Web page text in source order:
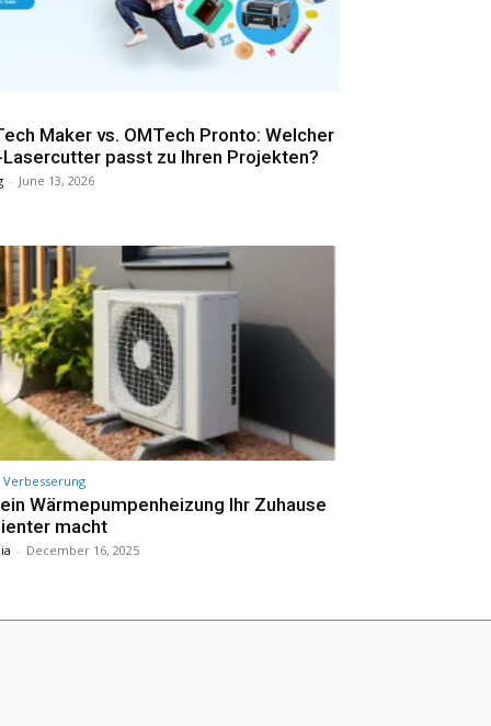
Maker vs. OMTech Pronto: Welcher
Lasercutter passt zu Ihren Projekten?
- June 13, 2026
Verbesserung
Wärmepumpenheizung Ihr Zuhause
macht
- December 16, 2025